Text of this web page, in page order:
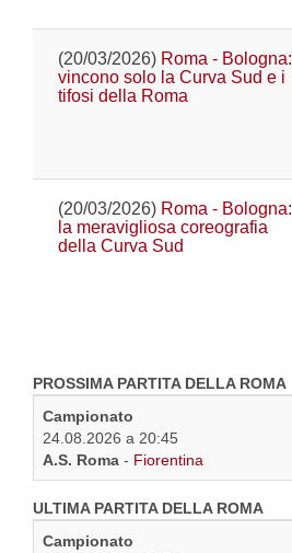
(20/03/2026) Roma - Bologna:
vincono solo la Curva Sud e i
tifosi della Roma
(20/03/2026) Roma - Bologna:
la meravigliosa coreografia
della Curva Sud
PROSSIMA PARTITA DELLA ROMA
Campionato
24.08.2026 a 20:45
A.S. Roma - Fiorentina
ULTIMA PARTITA DELLA ROMA
Campionato